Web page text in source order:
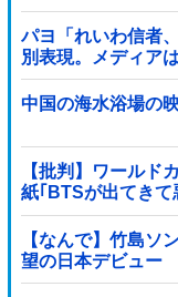
パヨ「れいわ信者
別表現。メディア
中国の海水浴場の
【批判】ワールド
紙｢BTSが出てきて
【なんで】竹島ソ
望の日本デビュー